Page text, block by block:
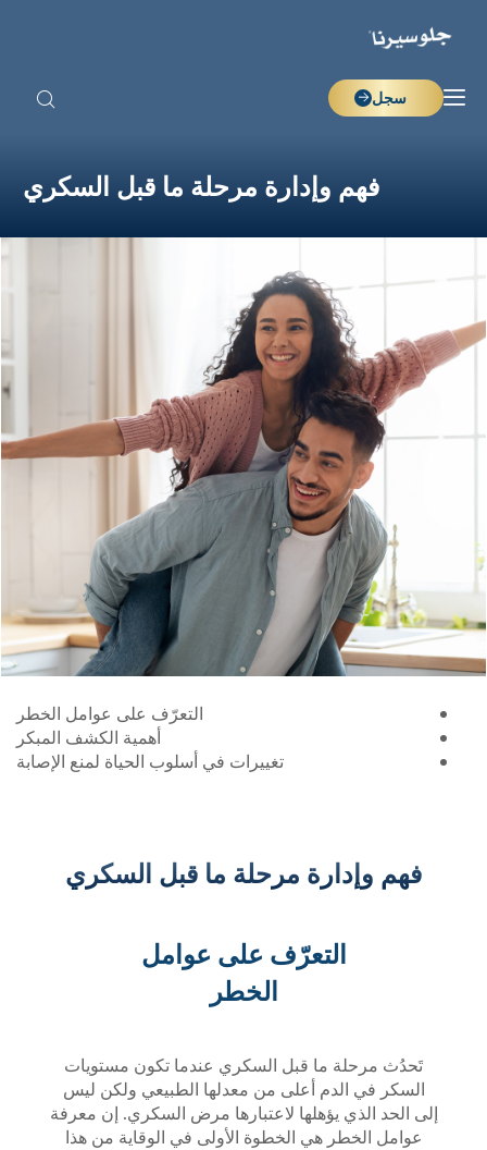
وإدارة مرحلة ما قبل السكري
التعرّف على عوامل الخطر
تغييرات في أسلوب الحياة لمنع الإصابة
مرحلة ما قبل السكري
على عوامل
ما قبل السكري عندما تكون مستويات
أعلى من معدلها الطبيعي ولكن ليس
يؤهلها لاعتبارها مرض السكري. إن معرفة
هي الخطوة الأولى في الوقاية من هذا